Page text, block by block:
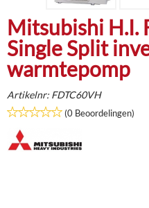
Mitsubishi H.I.
Single Split
warmtepomp
Artikelnr: FDTC60VH
(0 Beoordelingen)